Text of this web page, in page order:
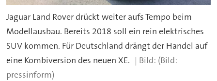
Jaguar Land Rover drückt weiter aufs Tempo beim
Modellausbau. Bereits 2018 soll ein rein elektrisches
SUV kommen. Für Deutschland drängt der Handel auf
eine Kombiversion des neuen XE.
(Bild:
pressinform)